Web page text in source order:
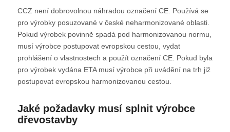
CCZ není dobrovolnou náhradou označení CE. Používá se
pro výrobky posuzované v české neharmonizované oblasti.
Pokud výrobek povinně spadá pod harmonizovanou normu,
musí výrobce postupovat evropskou cestou, vydat
prohlášení o vlastnostech a použít označení CE. Pokud byla
pro výrobek vydána ETA musí výrobce při uvádění na trh již
postupovat evropskou harmonizovanou cestou.
Jaké požadavky musí splnit výrobce
dřevostavby